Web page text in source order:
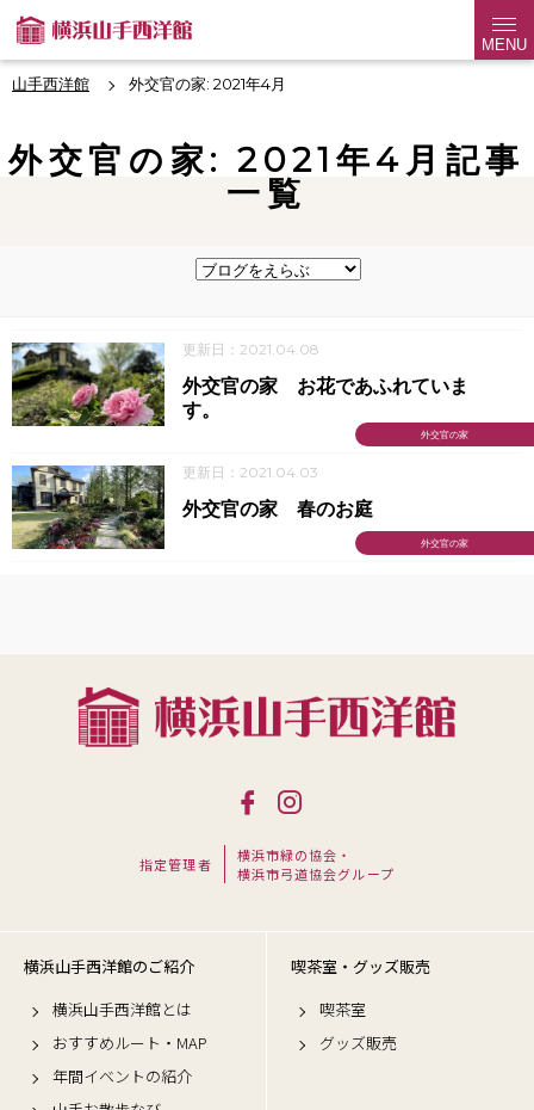
MENU
山手西洋館 外交官の家: 2021年4月
外交官の家: 2021年4月記事
一覧
更新日：2021.04.08
外交官の家
外交官の家 お花であふれていま
す。
更新日：2021.04.03
外交官の家
外交官の家 春のお庭
指定管理者
横浜市緑の協会・
横浜市弓道協会グループ
横浜山手西洋館のご紹介
横浜山手西洋館とは
おすすめルート・MAP
年間イベントの紹介
喫茶室・グッズ販売
喫茶室
グッズ販売